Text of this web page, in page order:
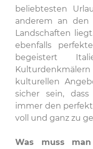
beliebtesten
anderem an den
Landschaften
ebenfalls
begeistert
kulturellen
sicher sein,
immer den
voll und ganz zu
Was muss